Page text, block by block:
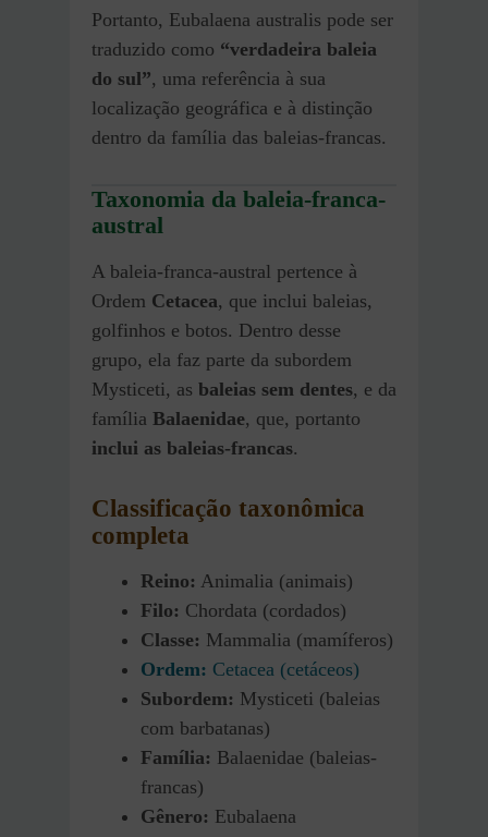
Portanto, Eubalaena australis pode ser
traduzido como “verdadeira baleia
do sul”, uma referência à sua
localização geográfica e à distinção
dentro da família das baleias-francas.
Taxonomia da baleia-franca-
austral
A baleia-franca-austral pertence à
Ordem Cetacea, que inclui baleias,
golfinhos e botos. Dentro desse
grupo, ela faz parte da subordem
Mysticeti, as baleias sem dentes, e da
família Balaenidae, que, portanto
inclui as baleias-francas.
Classificação taxonômica
completa
Reino: Animalia (animais)
Filo: Chordata (cordados)
Classe: Mammalia (mamíferos)
Ordem: Cetacea (cetáceos)
Subordem: Mysticeti (baleias
com barbatanas)
Família: Balaenidae (baleias-
francas)
Gênero: Eubalaena